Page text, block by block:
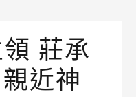
莊承
近神